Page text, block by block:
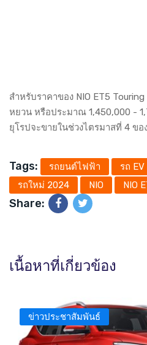
สำหรับราคาของ NIO ET5
หยวน หรือประมาณ 1,450,000 -
ยุโรปจะขายในช่วงไตรมาสที่ 4 ข
Tags: รถยนต์ไฟฟ้า รถ EV
รถใหม่ 2024
NIO NIO
Share:
เนื้อหาที่เกี่ยวข้อง
ข่าวประชาสัมพันธ์